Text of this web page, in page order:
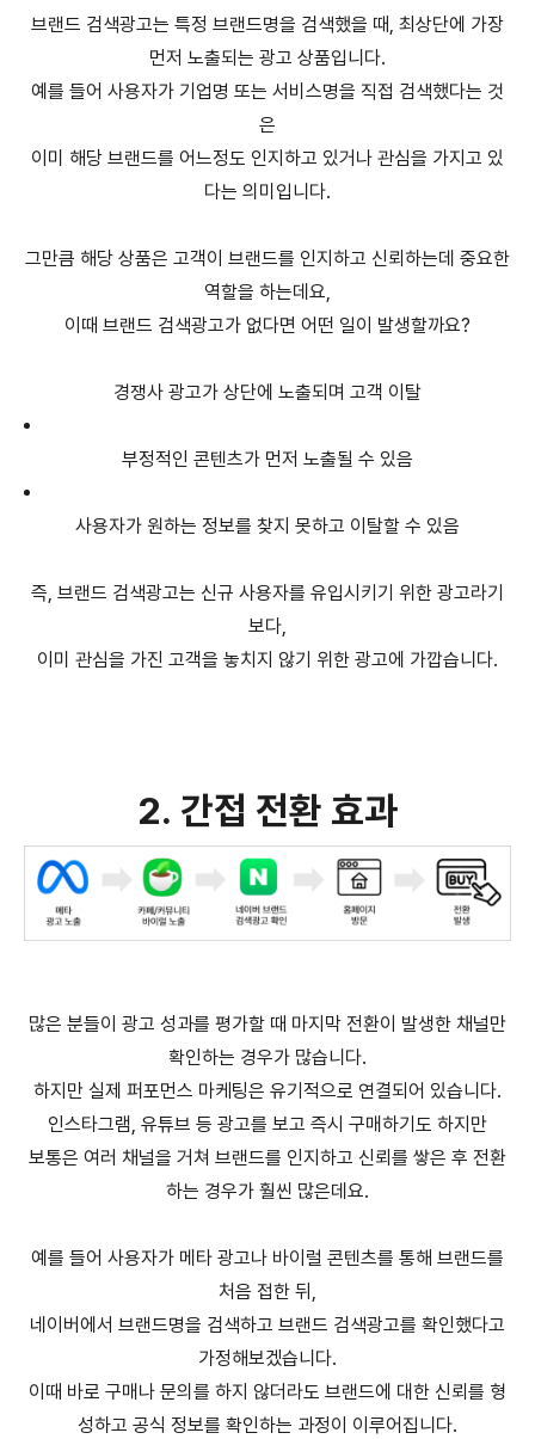
브랜드 검색광고는 특정 브랜드명을 검색했을 때, 최상단에 가장
먼저 노출되는 광고 상품입니다.
예를 들어 사용자가 기업명 또는 서비스명을 직접 검색했다는 것
은
이미 해당 브랜드를 어느정도 인지하고 있거나 관심을 가지고 있
다는 의미입니다.
그만큼 해당 상품은 고객이 브랜드를 인지하고 신뢰하는데 중요한
역할을 하는데요,
이때 브랜드 검색광고가 없다면 어떤 일이 발생할까요?
경쟁사 광고가 상단에 노출되며 고객 이탈
부정적인 콘텐츠가 먼저 노출될 수 있음
사용자가 원하는 정보를 찾지 못하고 이탈할 수 있음
즉, 브랜드 검색광고는 신규 사용자를 유입시키기 위한 광고라기
보다,
이미 관심을 가진 고객을 놓치지 않기 위한 광고에 가깝습니다.
2. 간접 전환 효과
많은 분들이 광고 성과를 평가할 때 마지막 전환이 발생한 채널만
확인하는 경우가 많습니다.
하지만 실제 퍼포먼스 마케팅은 유기적으로 연결되어 있습니다.
인스타그램, 유튜브 등 광고를 보고 즉시 구매하기도 하지만
보통은 여러 채널을 거쳐 브랜드를 인지하고 신뢰를 쌓은 후 전환
하는 경우가 훨씬 많은데요.
예를 들어 사용자가 메타 광고나 바이럴 콘텐츠를 통해 브랜드를
처음 접한 뒤,
네이버에서 브랜드명을 검색하고 브랜드 검색광고를 확인했다고
가정해보겠습니다.
이때 바로 구매나 문의를 하지 않더라도 브랜드에 대한 신뢰를 형
성하고 공식 정보를 확인하는 과정이 이루어집니다.